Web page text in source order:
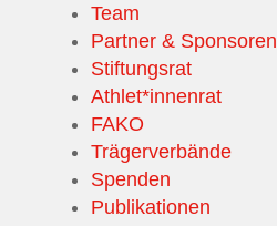
Team
Partner & Sponsoren
Stiftungsrat
Athlet*innenrat
FAKO
Trägerverbände
Spenden
Publikationen